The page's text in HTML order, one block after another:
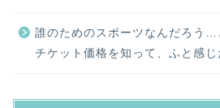
誰のためのスポーツなんだろう…
チケット価格を知って、ふと感じ